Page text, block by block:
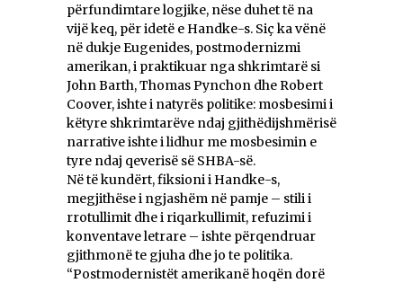
përfundimtare logjike, nëse duhet të na
vijë keq, për idetë e Handke-s. Siç ka vënë
në dukje Eugenides, postmodernizmi
amerikan, i praktikuar nga shkrimtarë si
John Barth, Thomas Pynchon dhe Robert
Coover, ishte i natyrës politike: mosbesimi i
këtyre shkrimtarëve ndaj gjithëdijshmërisë
narrative ishte i lidhur me mosbesimin e
tyre ndaj qeverisë së SHBA-së.
Në të kundërt, fiksioni i Handke-s,
megjithëse i ngjashëm në pamje – stili i
rrotullimit dhe i riqarkullimit, refuzimi i
konventave letrare – ishte përqendruar
gjithmonë te gjuha dhe jo te politika.
“Postmodernistët amerikanë hoqën dorë